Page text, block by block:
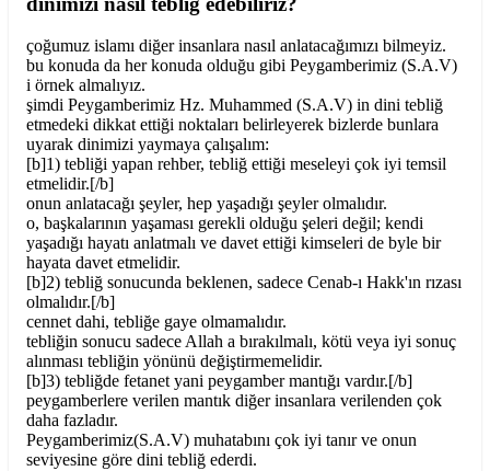
çoğumuz islamı diğer insanlara nasıl anlatacağımızı bilmeyiz.
bu konuda da her konuda olduğu gibi Peygamberimiz (S.A.V)
i örnek almalıyız.
şimdi Peygamberimiz Hz. Muhammed (S.A.V) in dini tebliğ
etmedeki dikkat ettiği noktaları belirleyerek bizlerde bunlara
uyarak dinimizi yaymaya çalışalım:
[b]1) tebliği yapan rehber, tebliğ ettiği meseleyi çok iyi temsil
etmelidir.[/b]
onun anlatacağı şeyler, hep yaşadığı şeyler olmalıdır.
o, başkalarının yaşaması gerekli olduğu şeleri değil; kendi
yaşadığı hayatı anlatmalı ve davet ettiği kimseleri de byle bir
hayata davet etmelidir.
[b]2) tebliğ sonucunda beklenen, sadece Cenab-ı Hakk'ın rızası
olmalıdır.[/b]
cennet dahi, tebliğe gaye olmamalıdır.
tebliğin sonucu sadece Allah a bırakılmalı, kötü veya iyi sonuç
alınması tebliğin yönünü değiştirmemelidir.
[b]3) tebliğde fetanet yani peygamber mantığı vardır.[/b]
peygamberlere verilen mantık diğer insanlara verilenden çok
daha fazladır.
Peygamberimiz(S.A.V) muhatabını çok iyi tanır ve onun
seviyesine göre dini tebliğ ederdi.